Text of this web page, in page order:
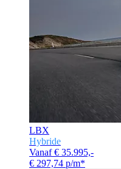
LBX
Hybride
Vanaf € 35.995,-
€ 297,74 p/m*